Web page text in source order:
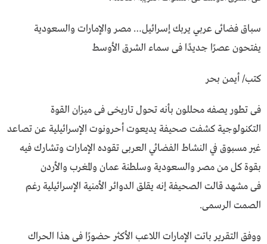
سباق فضائى عربي يربك إسـرائـيل… مصر والإمارات والسعودية
يفتحون عصرًا جديدًا فى سماء الشرق الأوسط
كتب/ أيمن بحر
فى تطور يصفه محللون بأنه تحول تاريخى فى ميزان القوة
التكنولوجية كشفت صحيفة يديعوت أحرونوت الإسـرائيـلية عن تصاعد
غير مسبوق في النشاط الفضائي العربى تقوده الإمارات وتشارك فيه
بقوة كل من مصر والسعودية وسلطنة عمان والمغرب والأردن
فى مشهد قالت الصحيفة إنه يقلق الدوائر الأمنية الإسـرائيـلية رغم
الصمت الرسمى.
ووفق التقرير باتت الإمارات اللاعب الأكثر حضورًا فى هذا الحراك